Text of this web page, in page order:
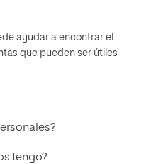
ayudar a encontrar el
que pueden ser útiles
tengo?